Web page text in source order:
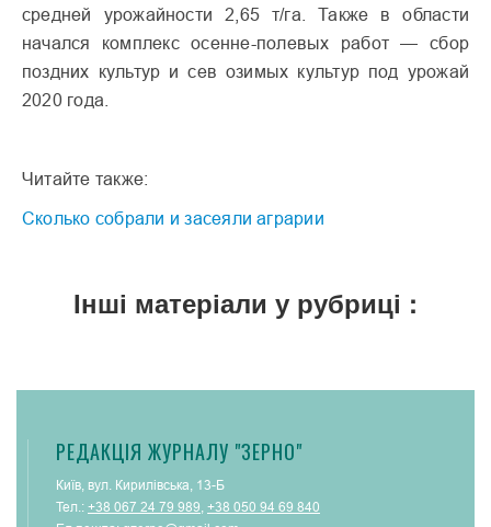
средней урожайности 2,65 т/га. Также в области
начался комплекс осенне-полевых работ — сбор
поздних культур и сев озимых культур под урожай
2020 года.
Читайте также:
Сколько собрали и засеяли аграрии
Інші матеріали у рубриці :
РЕДАКЦІЯ ЖУРНАЛУ "ЗЕРНО"
Київ, вул. Кирилівська, 13-Б
Тел.: +38 067 24 79 989 +38 050 94 69 840